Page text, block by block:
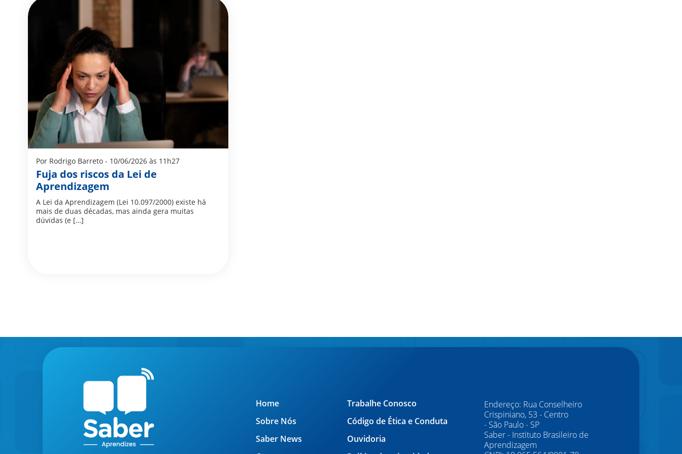
Por Rodrigo Barreto - 10/06/2026 às 11h27
Fuja dos riscos da Lei de
Aprendizagem
A Lei da Aprendizagem (Lei 10.097/2000) existe há
mais de duas décadas, mas ainda gera muitas
dúvidas (e […]
Home
Sobre Nós
Saber News
Trabalhe Conosco
Código de Ética e Conduta
Ouvidoria
Endereço: Rua Conselheiro
Crispiniano, 53 - Centro
- São Paulo - SP
Saber - Instituto Brasileiro de
Aprendizagem